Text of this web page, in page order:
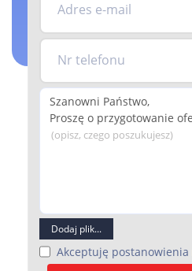
Adres e-mail
Nr telefonu
(opisz, czego poszukujesz)
Dodaj plik...
Akceptuję postanowienia